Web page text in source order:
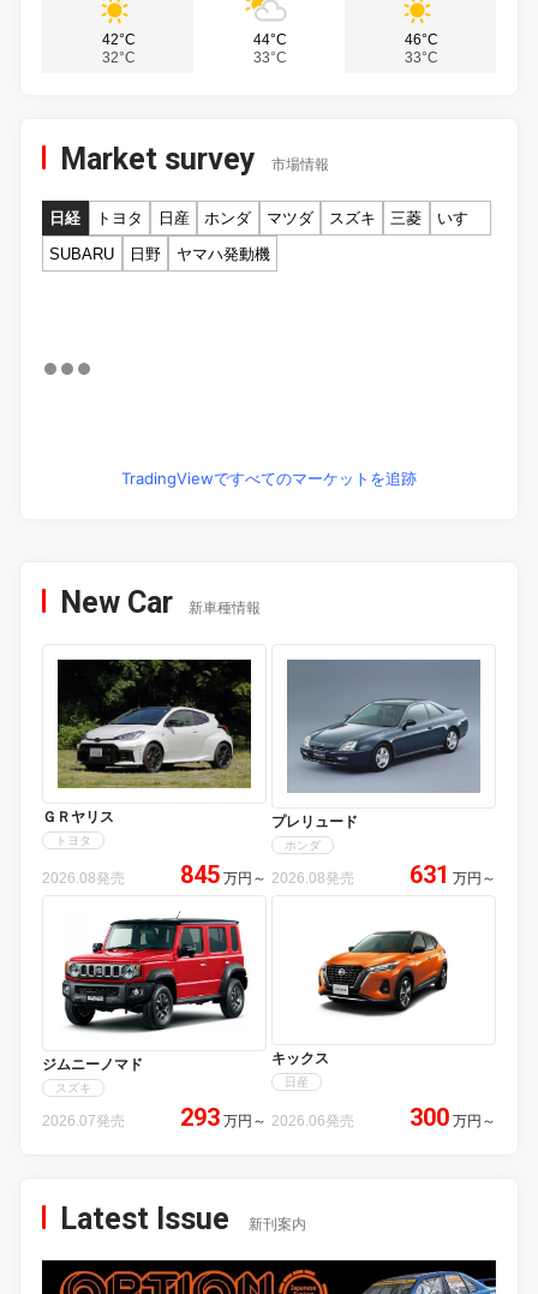
42°C
32°C
44°C
33°C
46°C
33°C
Market survey 市場情報
日経 トヨタ 日産 ホンダ マツダ スズキ 三菱
いすゞ
SUBARU
日野 ヤマハ発動機
TradingViewですべてのマーケットを追跡
New Car 新車種情報
ＧＲヤリス
トヨタ
2026.08発売 845 万円 ～
プレリュード
ホンダ
2026.08発売 631 万円 ～
ジムニーノマド
スズキ
2026.07発売 293 万円 ～
キックス
日産
2026.06発売 300 万円 ～
Latest Issue 新刊案内